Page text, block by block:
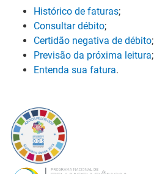
Histórico de faturas;
Consultar débito;
Certidão negativa de débito;
Previsão da próxima leitura;
Entenda sua fatura.